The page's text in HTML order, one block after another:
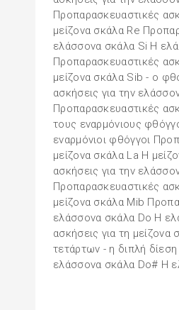
Προπαρασκευαστικές
μείζονα σκάλα Re
ελάσσονα σκάλα Si Η
Προπαρασκευαστικές
μείζονα σκάλα Sib - ο
ασκήσεις για την
Προπαρασκευαστικές
τους εναρμόνιους
εναρμόνιοι φθόγγοι
μείζονα σκάλα La Η
ασκήσεις για την
Προπαρασκευαστικές
μείζονα σκάλα Mib
ελάσσονα σκάλα Do Η
ασκήσεις για τη
τετάρτων - η διπλή
ελάσσονα σκάλα Do# Η